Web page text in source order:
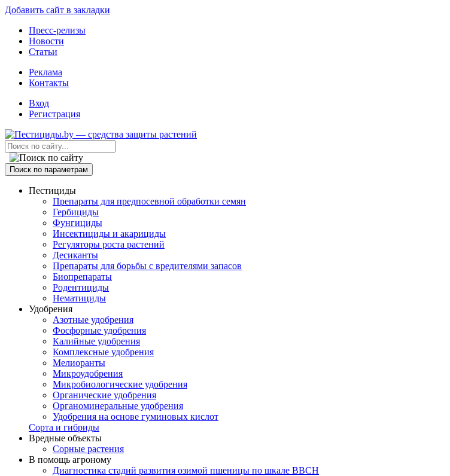
Добавить сайт в закладки
Пресс-релизы
Новости
Статьи
Реклама
Контакты
Вход
Регистрация
Поиск по параметрам
Пестициды
Препараты для предпосевной обработки семян
Гербициды
Фунгициды
Инсектициды и акарициды
Регуляторы роста растений
Десиканты
Препараты для борьбы с вредителями запасов
Биопрепараты
Родентициды
Нематициды
Удобрения
Азотные удобрения
Фосфорные удобрения
Калийные удобрения
Комплексные удобрения
Мелиоранты
Микроудобрения
Микробиологические удобрения
Органические удобрения
Органоминеральные удобрения
Удобрения на основе гуминовых кислот
Сорта и гибриды
Вредные объекты
Сорные растения
В помощь агроному
Диагностика стадий развития озимой пшеницы по шкале ВВСН